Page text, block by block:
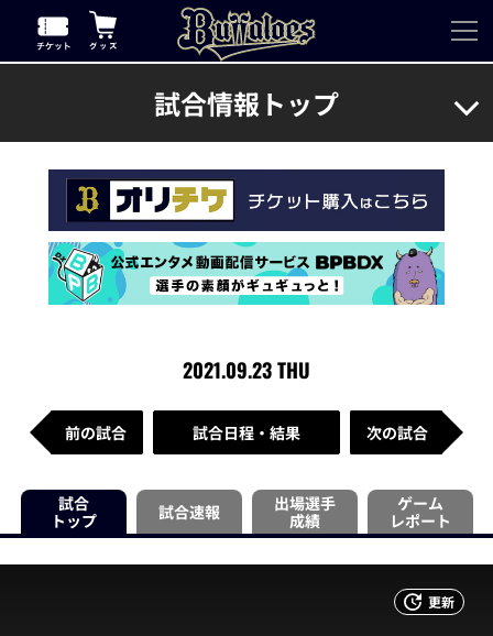
試合情報トップ
2021.09.23 THU
前の試合 試合日程・結果 次の試合
試合
トップ
試合速報
出場選手
成績
ゲーム
レポート
更新